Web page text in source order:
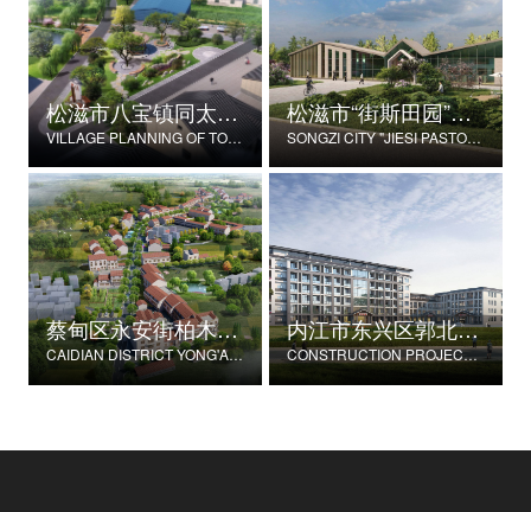
松滋市八宝镇同太湖村村庄规划
VILLAGE PLANNING OF TONGTAIHU VILLAGE, BABAO TOWN, SONGZI CITY
松滋市“街斯田园”美丽乡村示范片建设项目
SONGZI CITY "JIESI PASTORAL" BEAUTIFUL RURAL DEMONSTRATION FILM CONSTRUCTION PROJECT
蔡甸区永安街柏木村郭家庄湾省级美丽乡村试点建设项目
CAIDIAN DISTRICT YONG'AN STREET CYPRESS VILLAGE GUOJIAZHUANG BAY PROVINCIAL BEAUTIFUL VILLAGE PILOT CONSTRUCTION PROJECT
内江市东兴区郭北养老服务中心建设项目
CONSTRUCTION PROJECT OF GUOBEI ELDERLY SERVICE CENTER IN DONGXING DISTRICT, NEIJIANG CITY